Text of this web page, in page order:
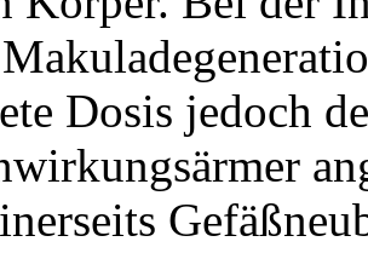
Dosis jedoch